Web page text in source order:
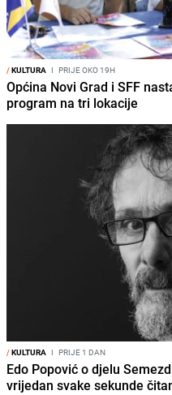
/KULTURA I PRIJE OKO 19H
Općina Novi Grad i SFF
program na tri lokacije
/KULTURA I PRIJE 1 DAN
Edo Popović o djelu
vrijedan svake sekunde